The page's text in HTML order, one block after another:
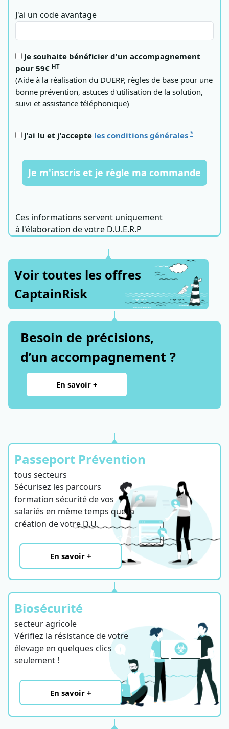
J'ai un code avantage
Je souhaite bénéficier d'un accompagnement
pour 59€ HT
(Aide à la réalisation du DUERP, règles de base pour une
bonne prévention, astuces d'utilisation de la solution,
suivi et assistance téléphonique)
J'ai lu et j'accepte les conditions générales *
Je m'inscris et je règle ma commande
Ces informations servent uniquement
à l'élaboration de votre D.U.E.R.P
Voir toutes les offres
CaptainRisk
Besoin de précisions,
d’un accompagnement ?
En savoir +
Passeport Prévention
tous secteurs
Sécurisez les parcours
formation sécurité de vos
salariés en même temps que la
création de votre D.U.
En savoir +
Biosécurité
secteur agricole
Vérifiez la résistance de votre
élevage en quelques clics
seulement !
En savoir +